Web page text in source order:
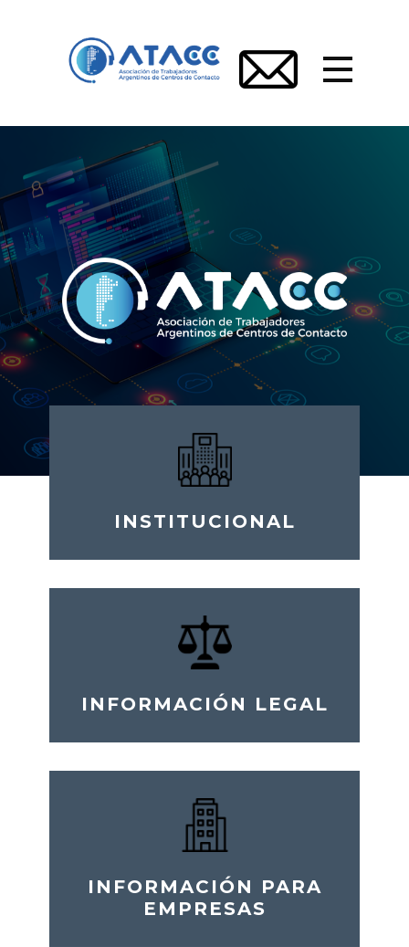
INSTITUCIONAL
INFORMACIÓN LEGAL
INFORMACIÓN PARA
EMPRESAS